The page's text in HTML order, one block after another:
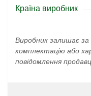
Країна виробник
Виробник залишає
комплектацію або
повідомлення